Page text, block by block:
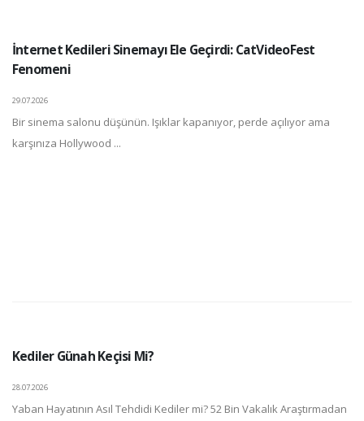
İnternet Kedileri Sinemayı Ele Geçirdi: CatVideoFest
Fenomeni
29.07.2026
Bir sinema salonu düşünün. Işıklar kapanıyor, perde açılıyor ama
karşınıza Hollywood ...
Kediler Günah Keçisi Mi?
28.07.2026
Yaban Hayatının Asıl Tehdidi Kediler mi? 52 Bin Vakalık Araştırmadan